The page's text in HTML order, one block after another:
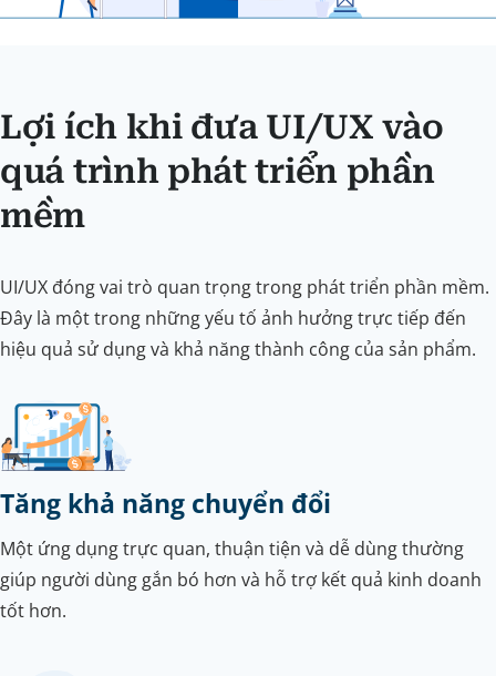
Lợi ích khi đưa UI/UX vào
quá trình phát triển phần
mềm
UI/UX đóng vai trò quan trọng trong phát triển phần mềm.
Đây là một trong những yếu tố ảnh hưởng trực tiếp đến
hiệu quả sử dụng và khả năng thành công của sản phẩm.
Tăng khả năng chuyển đổi
Một ứng dụng trực quan, thuận tiện và dễ dùng thường
giúp người dùng gắn bó hơn và hỗ trợ kết quả kinh doanh
tốt hơn.